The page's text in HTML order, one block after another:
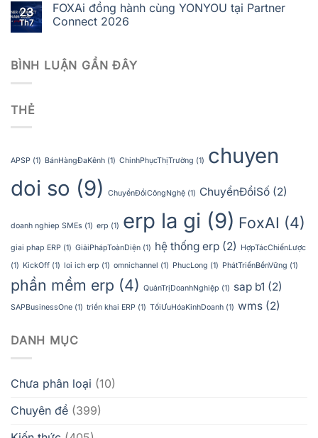
23
Th7
FOXAi đồng hành cùng YONYOU tại Partner
Connect 2026
BÌNH LUẬN GẦN ĐÂY
THẺ
APSP (1) BánHàngĐaKênh (1) ChinhPhụcThịTrường (1) chuyen
doi so (9) ChuyểnĐổiCôngNghệ (1) ChuyểnĐổiSố (2)
doanh nghiep SMEs (1) erp (1) erp la gi (9) FoxAI (4)
giai phap ERP (1) GiảiPhápToànDiện (1) hệ thống erp (2)
HợpTácChiếnLược
(1) KickOff (1) loi ich erp (1) omnichannel (1) PhucLong (1) PhátTriểnBềnVững (1)
phần mềm erp (4) QuảnTrịDoanhNghiệp (1) sap b1 (2)
SAPBusinessOne (1) triển khai ERP (1) TốiƯuHóaKinhDoanh (1) wms (2)
DANH MỤC
Chưa phân loại (10)
Chuyên đề (399)